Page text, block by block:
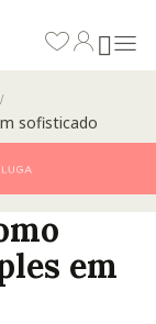
/
sofisticado
em